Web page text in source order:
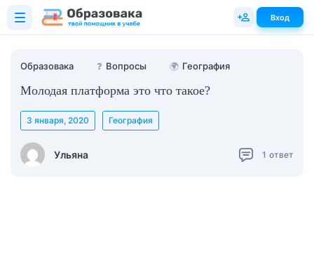
Образовака ❓ Вопросы 🌍 География
Молодая платформа это что такое?
Ульяна
3 января, 2020 География
1 ответ
Вход